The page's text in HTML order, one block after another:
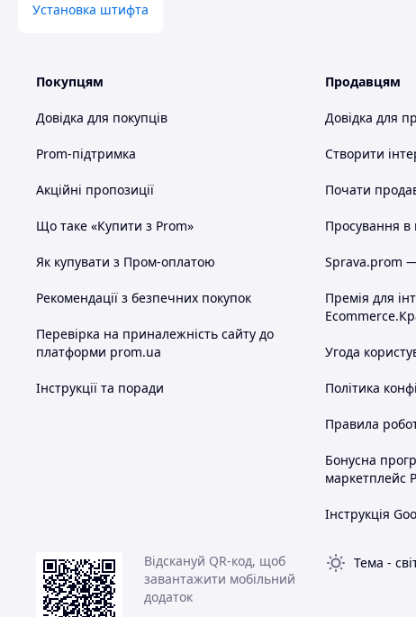
Установка штифта
Покупцям
Довідка для покупців
Prom-підтримка
Акційні пропозиції
Що таке «Купити з Prom»
Як купувати з Пром-оплатою
Рекомендації з безпечних покупок
Перевірка на приналежність сайту до
платформи prom.ua
Інструкції та поради
Продавцям
Довідка для
Створити
Почати
Просування в
Sprava.prom
Премія для
Угода
Політика
Правила
Бонусна
маркетплейс
Інструкція
Відскануй QR-код, щоб
завантажити мобільний
додаток
Тема -